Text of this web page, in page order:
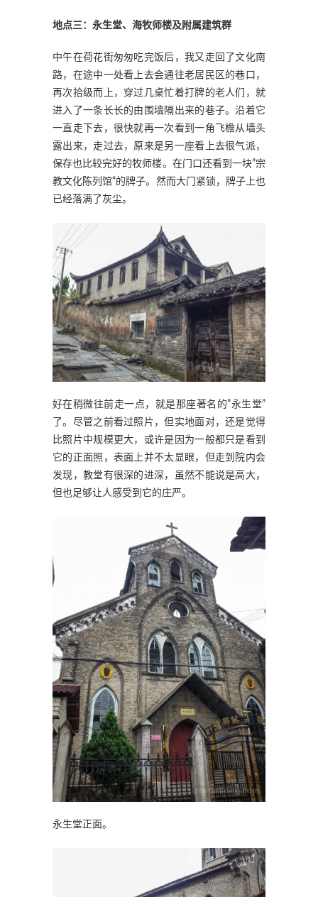
地点三： 永生堂、海牧师楼及附属建筑群
中午在荷花街匆匆吃完饭后，我又走回了文化南
路，在途中一处看上去会通往老居民区的巷口，
再次拾级而上，穿过几桌忙着打牌的老人们，就
进入了一条长长的由围墙隔出来的巷子。沿着它
一直走下去，很快就再一次看到一角飞檐从墙头
露出来，走过去，原来是另一座看上去很气派，
保存也比较完好的牧师楼。在门口还看到一块”宗
教文化陈列馆“的牌子。然而大门紧锁，牌子上也
已经落满了灰尘。
好在稍微往前走一点，就是那座著名的”永生堂”
了。尽管之前看过照片，但实地面对，还是觉得
比照片中规模更大，或许是因为一般都只是看到
它的正面照，表面上并不太显眼，但走到院内会
发现，教堂有很深的进深，虽然不能说是高大，
但也足够让人感受到它的庄严。
永生堂正面。